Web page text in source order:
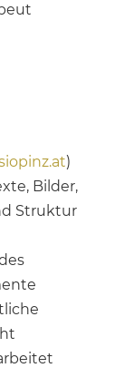
)
Bilder,
Struktur